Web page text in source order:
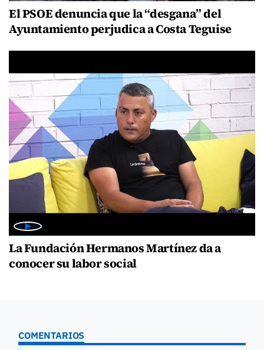
El PSOE denuncia que la “desgana” del
Ayuntamiento perjudica a Costa Teguise
La Fundación Hermanos Martínez da a
conocer su labor social
COMENTARIOS